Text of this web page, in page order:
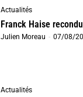
Actualités
Franck Haise
Julien Moreau - 07/08/
Actualités